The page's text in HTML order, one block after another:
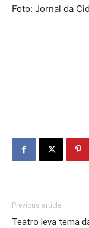
Foto: Jornal da
Previous article
Teatro leva tema